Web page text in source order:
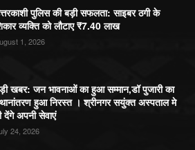
पुलिस की बड़ी सफलता: साइबर ठगी के
व्यक्ति को लौटाए ₹7.40 लाख
1, 2026
खबर: जन भावनाओं का हुआ सम्मान,डॉ पुजारी का
हुआ निरस्त । श्रीनगर सयुंक्त अस्पताल मे
देंगे अपनी सेवाएं
24, 2026